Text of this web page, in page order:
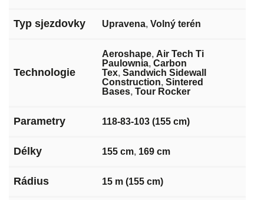
Typ sjezdovky Upravena, Volný terén
Technologie
Aeroshape, Air Tech Ti
Paulownia, Carbon
Tex, Sandwich Sidewall
Construction, Sintered
Bases, Tour Rocker
Parametry 118-83-103 (155 cm)
Délky 155 cm, 169 cm
Rádius 15 m (155 cm)